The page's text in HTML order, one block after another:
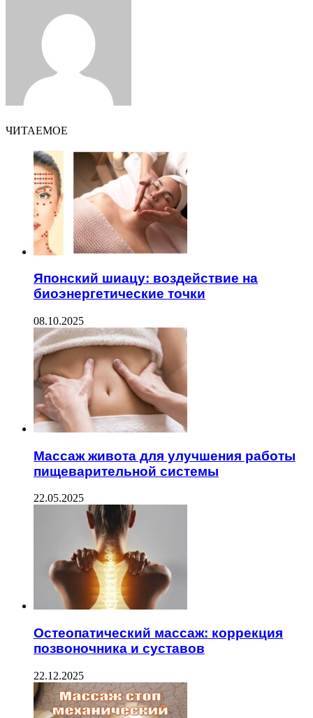
ЧИТАЕМОЕ
Японский шиацу: воздействие на
биоэнергетические точки
08.10.2025
Массаж живота для улучшения работы
пищеварительной системы
22.05.2025
Остеопатический массаж: коррекция
позвоночника и суставов
22.12.2025